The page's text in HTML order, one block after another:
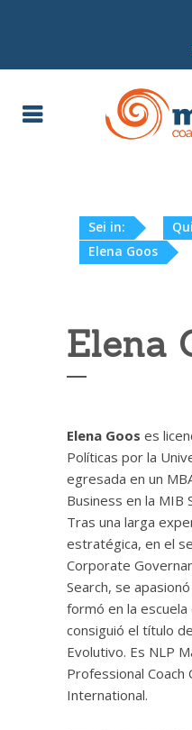
Sei in:
Elena Goos
Elena
Elena Goos es
Políticas por la
egresada en un
Business en la MIB
Tras una larga
estratégica, en el
Corporate
Search, se
formó en la
consiguió el título
Evolutivo. Es NLP
Professional Coach
International.